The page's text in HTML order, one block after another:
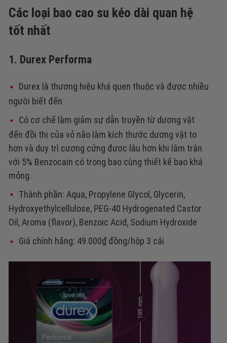
Các loại bao cao su kéo dài quan hệ
tốt nhất
1. Durex Performa
Durex là thương hiệu khá quen thuộc và được nhiều
người biết đến
Có cơ chế làm giảm sự dẫn truyền từ dương vật
đến đồi thị của vỏ não làm kích thước dương vật to
hơn và duy trì cương cứng được lâu hơn khi lâm trận
với 5% Benzocain có trong bao cùng thiết kế bao khá
mỏng.
Thành phần: Aqua, Propylene Glycol, Glycerin,
Hydroxyethylcellulose, PEG-40 Hydrogenated Castor
Oil, Aroma (flavor), Benzoic Acid, Sodium Hydroxide
Giá chính hãng: 49.000₫ đồng/hộp 3 cái